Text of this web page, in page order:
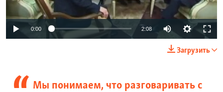
0:00 2:08
Загрузить
Мы понимаем, что разговаривать с